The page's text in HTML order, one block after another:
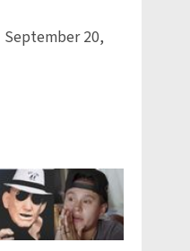
September 20,